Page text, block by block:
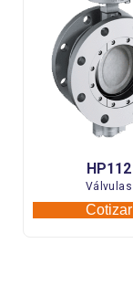
Válvulas
HP112
Cotizar